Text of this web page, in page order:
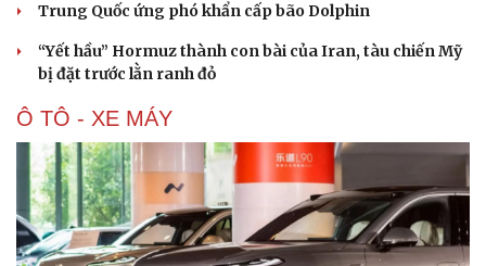
Trung Quốc ứng phó khẩn cấp bão Dolphin
“Yết hầu” Hormuz thành con bài của Iran, tàu chiến Mỹ
bị đặt trước lằn ranh đỏ
Ô TÔ - XE MÁY